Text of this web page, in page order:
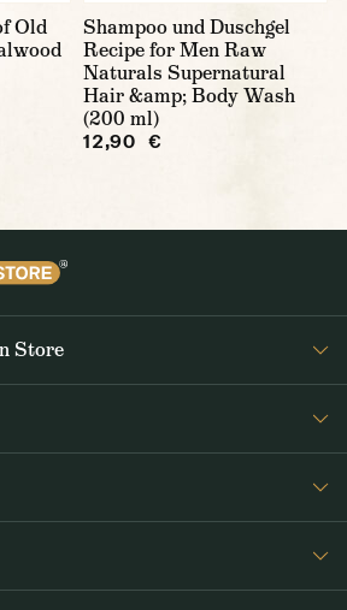
Old
Shampoo und Duschgel
Recipe for Men Raw
Naturals Supernatural
Hair &amp; Body Wash
(200 ml)
12,90 €
Store
über neue Produkte und